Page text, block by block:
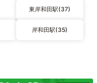
東岸和田駅(37)
岸和田駅(35)